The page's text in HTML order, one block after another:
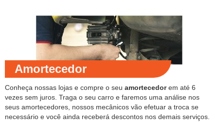
Amortecedor
Conheça nossas lojas e compre o seu amortecedorem até 6
vezes sem juros. Traga o seu carro e faremos uma análise nos
seus amortecedores, nossos mecânicos vão efetuar a troca se
necessário e você ainda receberá descontos nos demais serviços.